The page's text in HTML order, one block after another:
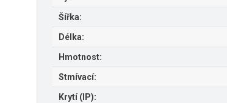
Šířka:
Délka:
Hmotnost:
Stmívací:
Krytí (IP):